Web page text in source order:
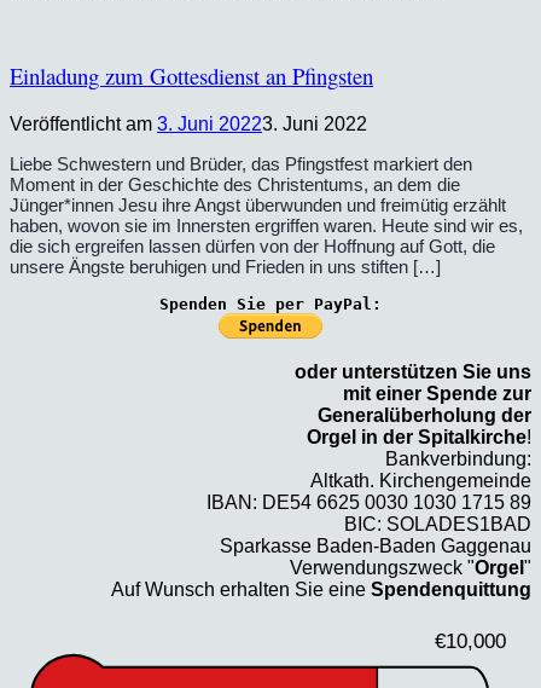
Einladung zum Gottesdienst an Pfingsten
Veröffentlicht am 3. Juni 20223. Juni 2022
Liebe Schwestern und Brüder, das Pfingstfest markiert den
Moment in der Geschichte des Christentums, an dem die
Jünger*innen Jesu ihre Angst überwunden und freimütig erzählt
haben, wovon sie im Innersten ergriffen waren. Heute sind wir es,
die sich ergreifen lassen dürfen von der Hoffnung auf Gott, die
unsere Ängste beruhigen und Frieden in uns stiften […]
Spenden Sie per PayPal:
oder unterstützen Sie uns
mit einer Spende zur
Generalüberholung der
Orgel in der Spitalkirche!
Bankverbindung:
Altkath. Kirchengemeinde
IBAN: DE54 6625 0030 1030 1715 89
BIC: SOLADES1BAD
Sparkasse Baden-Baden Gaggenau
Verwendungszweck "Orgel "
Auf Wunsch erhalten Sie eine Spendenquittung
€10,000